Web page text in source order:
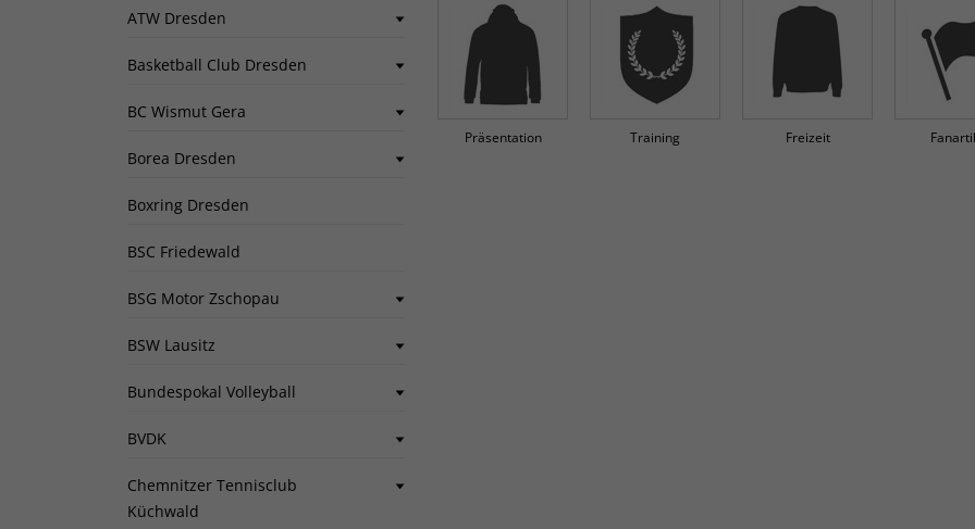
ATW Dresden
Basketball Club Dresden
BC Wismut Gera
Borea Dresden
Boxring Dresden
BSC Friedewald
BSG Motor Zschopau
BSW Lausitz
Bundespokal Volleyball
BVDK
Chemnitzer Tennisclub
Küchwald
Präsentation Training Freizeit